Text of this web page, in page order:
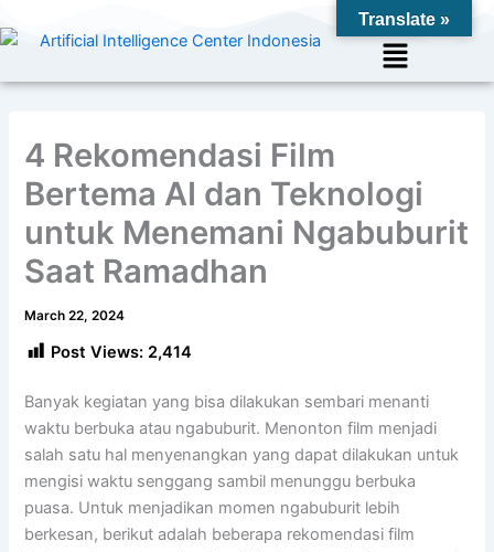
to
Menu
4 Rekomendasi Film
Bertema AI dan Teknologi
untuk Menemani Ngabuburit
Saat Ramadhan
March 22, 2024
Post Views: 2,414
Banyak kegiatan yang bisa dilakukan sembari menanti
waktu berbuka atau ngabuburit. Menonton film menjadi
salah satu hal menyenangkan yang dapat dilakukan untuk
mengisi waktu senggang sambil menunggu berbuka
puasa. Untuk menjadikan momen ngabuburit lebih
berkesan, berikut adalah beberapa rekomendasi film
Translate »